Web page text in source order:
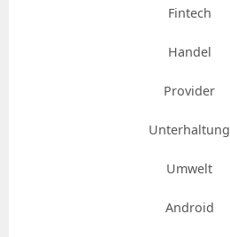
Fintech
Handel
Provider
Unterhaltung
Umwelt
Android